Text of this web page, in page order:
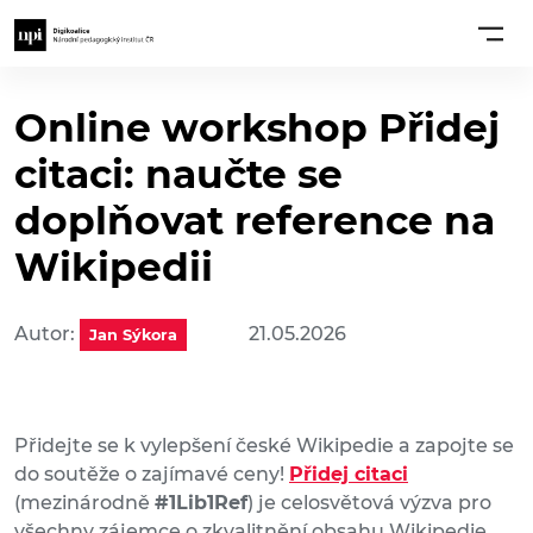
Online workshop Přidej
citaci: naučte se
doplňovat reference na
Wikipedii
Autor: Jan Sýkora 21.05.2026
Přidejte se k vylepšení české Wikipedie a zapojte se
do soutěže o zajímavé ceny! Přidej citaci
(mezinárodně #1Lib1Ref) je celosvětová výzva pro